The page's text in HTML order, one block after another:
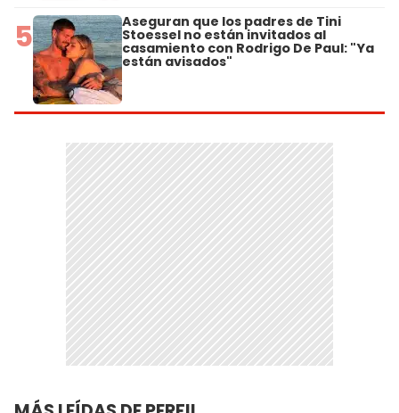
5 Aseguran que los padres de Tini
Stoessel no están invitados al
casamiento con Rodrigo De Paul: "Ya
están avisados"